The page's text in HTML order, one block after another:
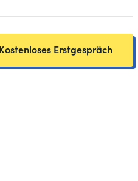
Kostenloses Erstgespräch